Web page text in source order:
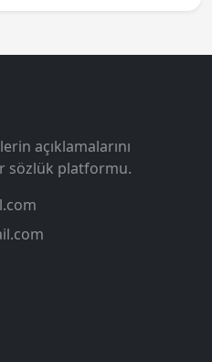
açıklamalarını
sözlük platformu.